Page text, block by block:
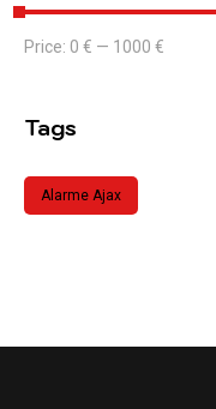
Price: 0 € — 1000 €
Tags
Alarme Ajax